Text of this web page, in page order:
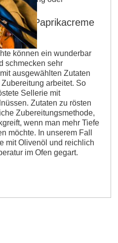
Paprikacreme
können ein wunderbar
schmecken sehr
ausgewählten Zutaten
arbeitet. So
Sellerie mit
Zutaten zu rösten
Zubereitungsmethode,
wenn man mehr Tiefe
möchte. In unserem Fall
mit Olivenöl und reichlich
im Ofen gegart.